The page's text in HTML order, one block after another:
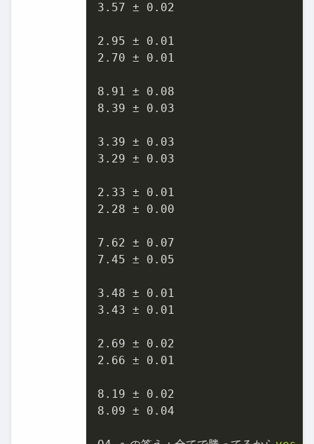
3.57 ± 0.02
2.95 ± 0.01
2.70 ± 0.01
8.91 ± 0.08
8.39 ± 0.03
3.39 ± 0.03
3.29 ± 0.03
2.33 ± 0.01
2.28 ± 0.00
7.62 ± 0.07
7.45 ± 0.05
3.48 ± 0.01
3.43 ± 0.01
2.69 ± 0.02
2.66 ± 0.01
8.19 ± 0.02
8.09 ± 0.04